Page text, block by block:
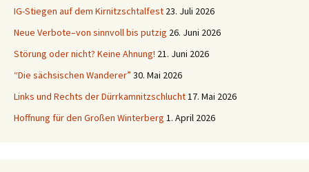
IG-Stiegen auf dem Kirnitzschtalfest 23. Juli 2026
Neue Verbote–von sinnvoll bis putzig 26. Juni 2026
Störung oder nicht? Keine Ahnung! 21. Juni 2026
“Die sächsischen Wanderer” 30. Mai 2026
Links und Rechts der Dürrkamnitzschlucht17. Mai 2026
Hoffnung für den Großen Winterberg 1. April 2026